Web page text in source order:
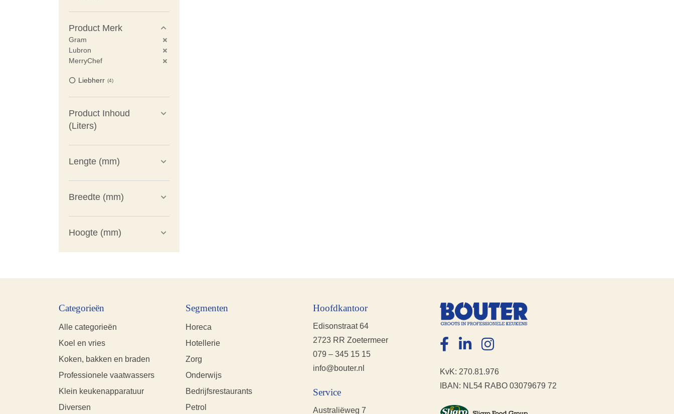
Product Merk
Gram
Lubron
MerryChef
Liebherr 4
Product Inhoud
(Liters)
Lengte (mm)
Breedte (mm)
Hoogte (mm)
Categorieën
Alle categorieën
Koel en vries
Koken, bakken en braden
Professionele vaatwassers
Klein keukenapparatuur
Diversen
Segmenten
Horeca
Hotellerie
Zorg
Onderwijs
Bedrijfsrestaurants
Petrol
Hoofdkantoor
Edisonstraat 64
2723 RR Zoetermeer
079 – 345 15 15
info@bouter.nl
Service
Australiëweg 7
KvK: 270.81.976
IBAN: NL54 RABO 03079679 72